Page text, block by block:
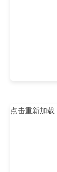
点击重新加载